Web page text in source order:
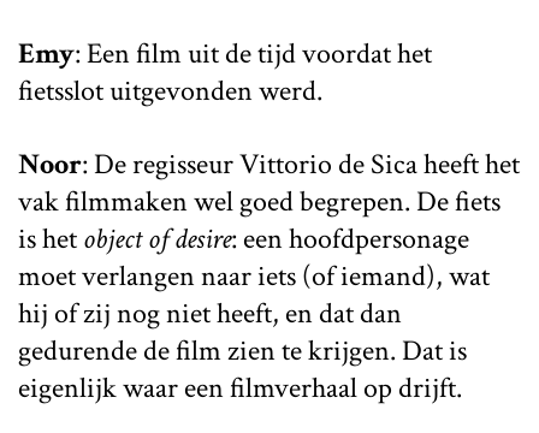
Emy: Een film uit de tijd voordat het
fietsslot uitgevonden werd.
Noor: De regisseur Vittorio de Sica heeft het
vak filmmaken wel goed begrepen. De fiets
is hetobject of desire: een hoofdpersonage
moet verlangen naar iets (of iemand), wat
hij of zij nog niet heeft, en dat dan
gedurende de film zien te krijgen. Dat is
eigenlijk waar een filmverhaal op drijft.